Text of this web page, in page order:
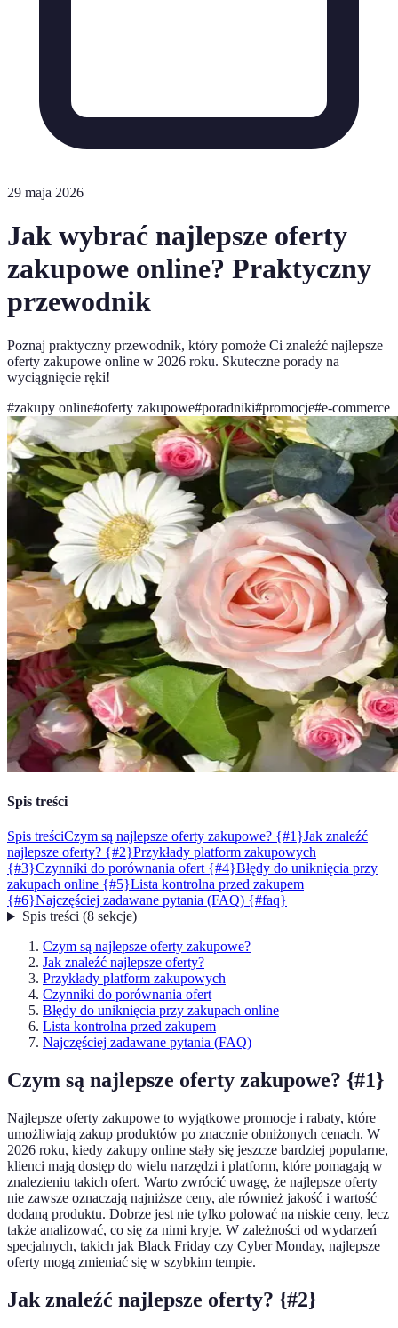
29 maja 2026
Jak wybrać najlepsze oferty
zakupowe online? Praktyczny
przewodnik
Poznaj praktyczny przewodnik, który pomoże Ci znaleźć najlepsze
oferty zakupowe online w 2026 roku. Skuteczne porady na
wyciągnięcie ręki!
#zakupy online#oferty zakupowe#poradniki#promocje#e-commerce
Spis treści
Spis treściCzym są najlepsze oferty zakupowe? {#1}Jak znaleźć
najlepsze oferty? {#2}Przykłady platform zakupowych
{#3}Czynniki do porównania ofert {#4}Błędy do uniknięcia przy
zakupach online {#5}Lista kontrolna przed zakupem
{#6}Najczęściej zadawane pytania (FAQ) {#faq}
Spis treści(8 sekcje)
Czym są najlepsze oferty zakupowe?
Jak znaleźć najlepsze oferty?
Przykłady platform zakupowych
Czynniki do porównania ofert
Błędy do uniknięcia przy zakupach online
Lista kontrolna przed zakupem
Najczęściej zadawane pytania (FAQ)
Czym są najlepsze oferty zakupowe? {#1}
Najlepsze oferty zakupowe to wyjątkowe promocje i rabaty, które
umożliwiają zakup produktów po znacznie obniżonych cenach. W
2026 roku, kiedy zakupy online stały się jeszcze bardziej popularne,
klienci mają dostęp do wielu narzędzi i platform, które pomagają w
znalezieniu takich ofert. Warto zwrócić uwagę, że najlepsze oferty
nie zawsze oznaczają najniższe ceny, ale również jakość i wartość
dodaną produktu. Dobrze jest nie tylko polować na niskie ceny, lecz
także analizować, co się za nimi kryje. W zależności od wydarzeń
specjalnych, takich jak Black Friday czy Cyber Monday, najlepsze
oferty mogą zmieniać się w szybkim tempie.
Jak znaleźć najlepsze oferty? {#2}